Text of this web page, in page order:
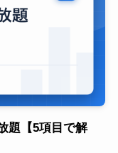
題【5項目で解